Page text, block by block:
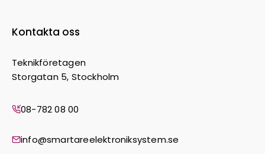
Kontakta oss
Teknikföretagen
Storgatan 5, Stockholm
08-782 08 00
info@smartareelektroniksystem.se